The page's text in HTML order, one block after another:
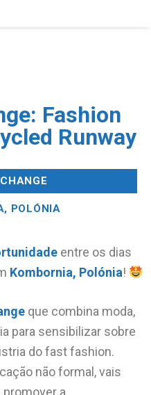
Fashion
Runway
POLÓNIA
entre os dias
Kombornia, Polónia!
que combina moda,
para sensibilizar sobre
do fast fashion.
não formal, vais
a